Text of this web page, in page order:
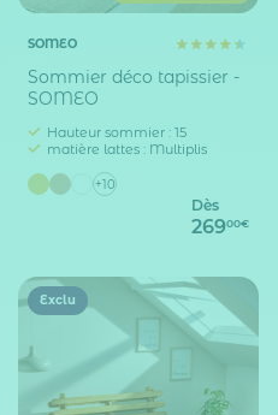
SOMEO
Sommier déco tapissier -
SOMEO
Hauteur sommier : 15
matière lattes : Multiplis
+10
Dès
26900€
Exclu